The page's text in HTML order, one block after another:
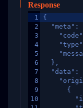
Response
1
2
3
4
5
6
7
8
9
10
{
"meta":
  },
"data":
      {